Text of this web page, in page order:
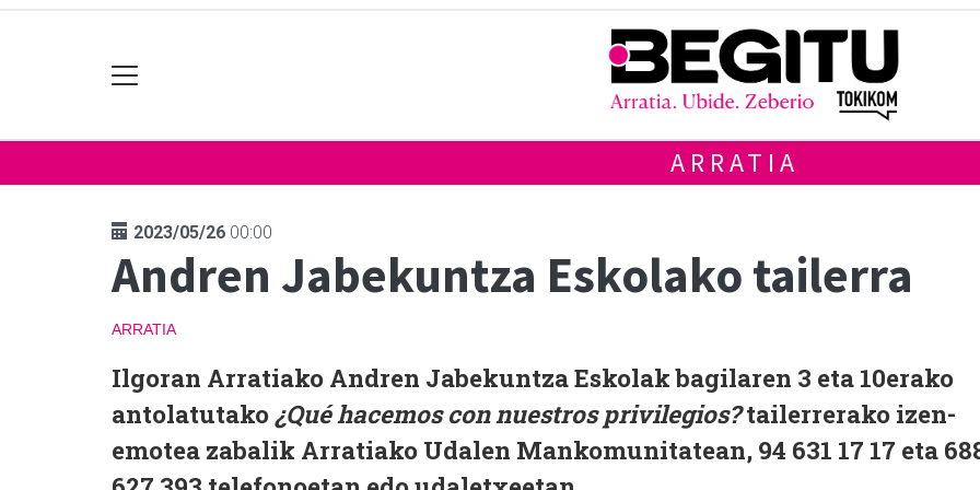
ARRATIA
2023/05/26 00:00
Andren Jabekuntza Eskolako tailerra
ARRATIA
Ilgoran Arratiako Andren Jabekuntza Eskolak bagilaren 3 eta 10erako
antolatutako ¿Qué hacemos con nuestros privilegios?tailerrerako izen-
emotea zabalik Arratiako Udalen Mankomunitatean, 94 631 17 17 eta